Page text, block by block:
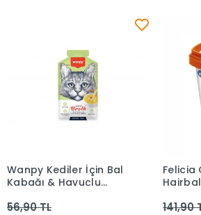
Wanpy Kediler İçin Bal
Kabağı & Havuçlu
gr
56,90 TL
Felicia
141,90